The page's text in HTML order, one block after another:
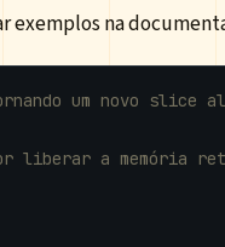
exemplos na